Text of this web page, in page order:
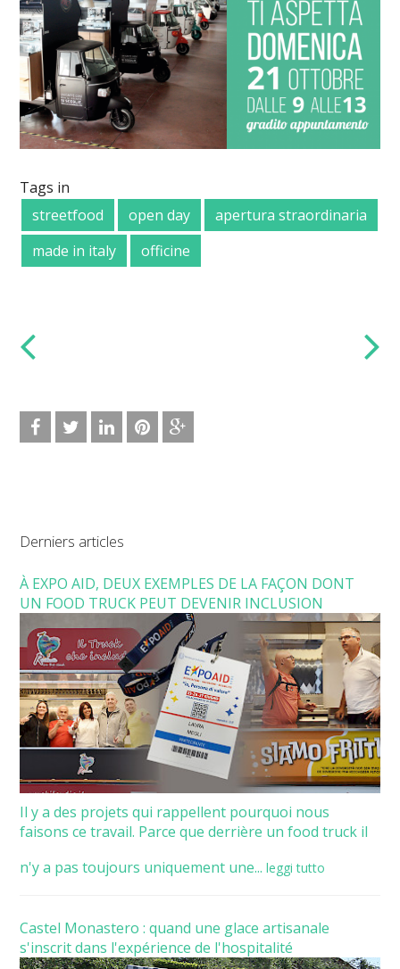
Tags in
streetfood
open day
apertura straordinaria
made in italy
officine
Derniers articles
À EXPO AID, DEUX EXEMPLES DE LA FAÇON DONT
UN FOOD TRUCK PEUT DEVENIR INCLUSION
Il y a des projets qui rappellent pourquoi nous
faisons ce travail. Parce que derrière un food truck il
n'y a pas toujours uniquement une... leggi tutto
Castel Monastero : quand une glace artisanale
s'inscrit dans l'expérience de l'hospitalité